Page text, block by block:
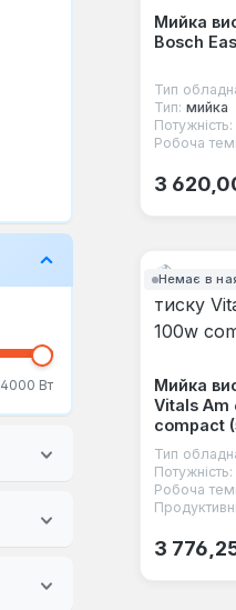
4000 Вт
Мийка
Bosch
Тип
Тип: мийка
Потужність:
Робоча
3
Немає в
Мийка
Vitals Am
compact
Тип
Потужність:
Робоча
3